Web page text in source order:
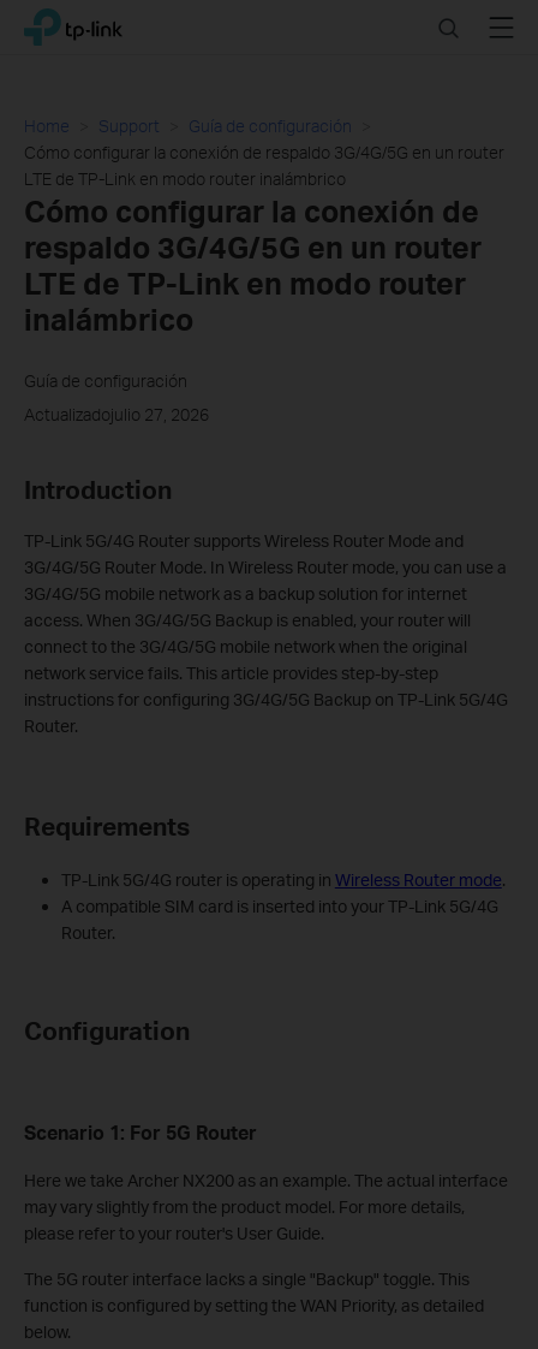
Click
navigation
TP-Link, Reliably Smart SearchMenu
Home Support
Guía de configuración
Cómo configurar la conexión de respaldo 3G/4G/5G en un router
LTE de TP-Link en modo router inalámbrico
Cómo configurar la conexión de
respaldo 3G/4G/5G en un router
LTE de TP-Link en modo router
inalámbrico
Guía de configuración
Actualizadojulio 27, 2026
Introduction
TP-Link 5G/4G Router supports Wireless Router Mode and
3G/4G/5G Router Mode. In Wireless Router mode, you can use a
3G/4G/5G mobile network as a backup solution for internet
access. When 3G/4G/5G Backup is enabled, your router will
connect to the 3G/4G/5G mobile network when the original
network service fails. This article provides step-by-step
instructions for configuring 3G/4G/5G Backup on TP-Link 5G/4G
Router.
Requirements
TP-Link 5G/4G router is operating in Wireless Router mode.
A compatible SIM card is inserted into your TP-Link 5G/4G
Router.
Configuration
Scenario 1: For 5G Router
Here we take Archer NX200 as an example. The actual interface
may vary slightly from the product model. For more details,
please refer to your router's User Guide.
The 5G router interface lacks a single "Backup" toggle. This
function is configured by setting the WAN Priority, as detailed
below.